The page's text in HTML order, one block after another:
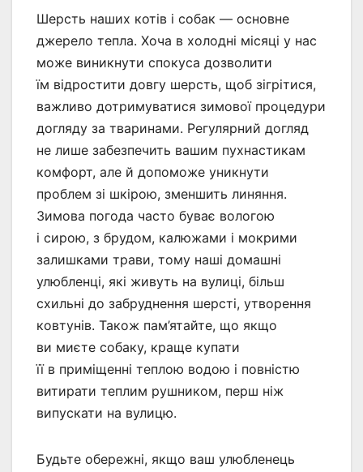
Шерсть наших котів і собак — основне
джерело тепла. Хоча в холодні місяці у нас
може виникнути спокуса дозволити
їм відростити довгу шерсть, щоб зігрітися,
важливо дотримуватися зимової процедури
догляду за тваринами. Регулярний догляд
не лише забезпечить вашим пухнастикам
комфорт, але й допоможе уникнути
проблем зі шкірою, зменшить линяння.
Зимова погода часто буває вологою
і сирою, з брудом, калюжами і мокрими
залишками трави, тому наші домашні
улюбленці, які живуть на вулиці, більш
схильні до забруднення шерсті, утворення
ковтунів. Також пам’ятайте, що якщо
ви миєте собаку, краще купати
її в приміщенні теплою водою і повністю
витирати теплим рушником, перш ніж
випускати на вулицю.
Будьте обережні, якщо ваш улюбленець